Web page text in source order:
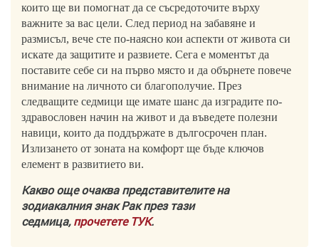
които ще ви помогнат да се съсредоточите върху
важните за вас цели. След период на забавяне и
размисъл, вече сте по-наясно кои аспекти от живота си
искате да защитите и развиете. Сега е моментът да
поставите себе си на първо място и да обърнете повече
внимание на личното си благополучие. През
следващите седмици ще имате шанс да изградите по-
здравословен начин на живот и да въведете полезни
навици, които да поддържате в дългосрочен план.
Излизането от зоната на комфорт ще бъде ключов
елемент в развитието ви.
Какво още очаква представителите на
зодиакалния знак Рак през тази
седмица,прочетете ТУК.